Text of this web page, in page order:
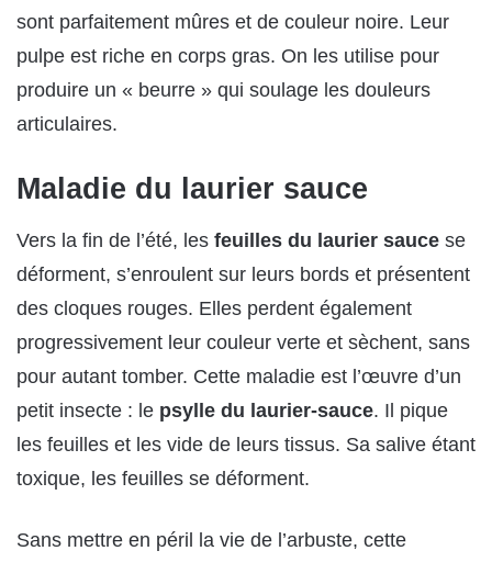
sont parfaitement mûres et de couleur noire. Leur
pulpe est riche en corps gras. On les utilise pour
produire un « beurre » qui soulage les douleurs
articulaires.
Maladie du laurier sauce
Vers la fin de l’été, les feuilles du laurier sauce se
déforment, s’enroulent sur leurs bords et présentent
des cloques rouges. Elles perdent également
progressivement leur couleur verte et sèchent, sans
pour autant tomber. Cette maladie est l’œuvre d’un
petit insecte : le psylle du laurier-sauce. Il pique
les feuilles et les vide de leurs tissus. Sa salive étant
toxique, les feuilles se déforment.
Sans mettre en péril la vie de l’arbuste, cette